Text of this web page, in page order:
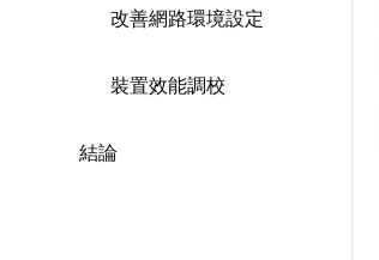
改善網路環境設定
裝置效能調校
結論